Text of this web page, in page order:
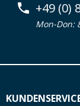
+49 (0)
Mon-Don: